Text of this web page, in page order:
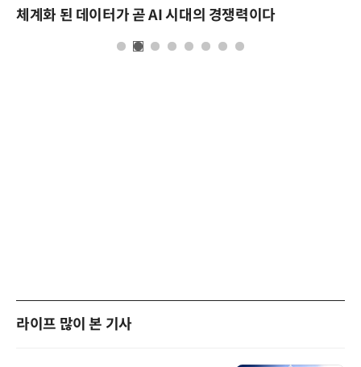
체계화 된 데이터가 곧 AI 시대의 경쟁력이다
라이프 많이 본 기사